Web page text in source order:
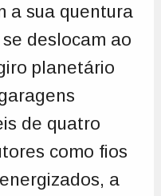
a sua quentura
deslocam ao
planetário
de quatro
como fios
a